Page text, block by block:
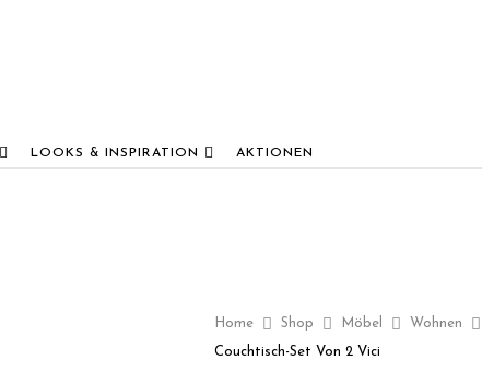
LOOKS & INSPIRATION AKTIONEN
Home Shop Möbel Wohnen
Couchtisch-Set Von 2 Vici